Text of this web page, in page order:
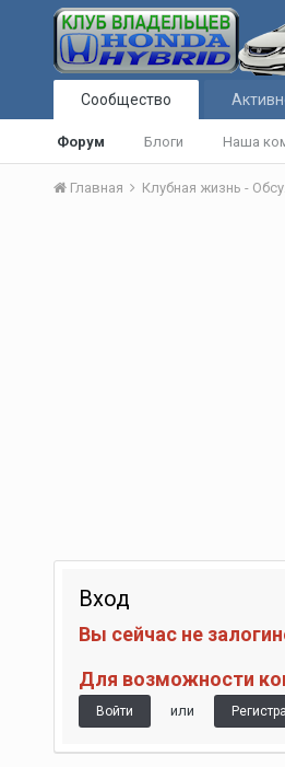
Сообщество
Форум Блоги Наша
Главная Клубная жизнь -
Вход
Вы сейчас не
Для возможности
Войти или